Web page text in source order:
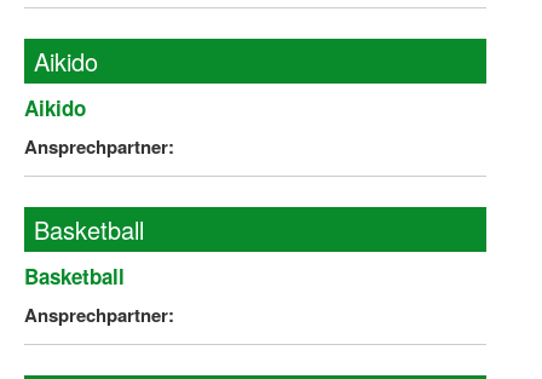
Ferienfreizeiten
Sporthelferforum
Kinder- und Jugendqualifizierung
Kinderschutz im Sport
Aikido
Aikido
Ansprechpartner:
Basketball
Basketball
Ansprechpartner: